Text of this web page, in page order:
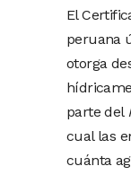
El
peruana
otorga
parte del
cual las
cuánta